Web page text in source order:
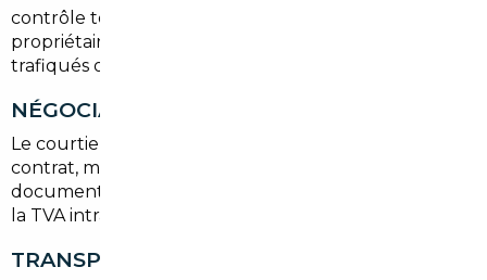
contrôle technique et de l'historique des
propriétaires. Le but est d'éviter les véhicules
trafiqués ou mal entretenus.
NÉGOCIATION ET ACHAT
Le courtier négocie le prix et sécurise la transaction :
contrat, modalités de paiement, vérification des
documents de vente et, si nécessaire, assistance pour
la TVA intracommunautaire.
TRANSPORT ET IMMATRICULATION